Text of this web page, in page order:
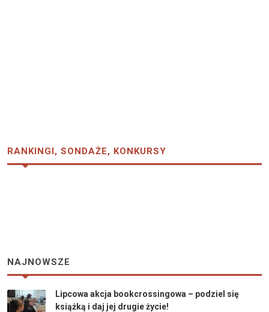
RANKINGI, SONDAŻE, KONKURSY
NAJNOWSZE
Lipcowa akcja bookcrossingowa – podziel się
książką i daj jej drugie życie!